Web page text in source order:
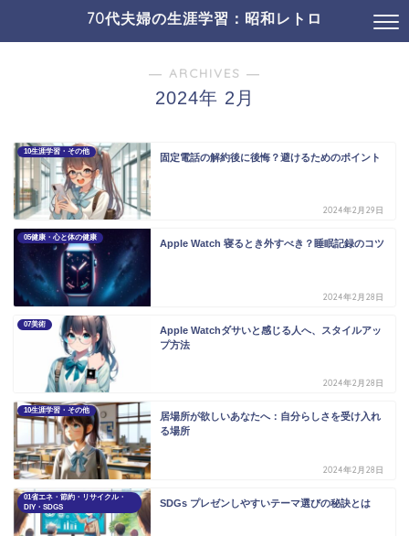
70代夫婦の生涯学習：昭和レトロ
― ARCHIVES ―
2024年 2月
10生涯学習・その他
固定電話の解約後に後悔？避けるためのポイント
2024年2月29日
05健康・心と体の健康
Apple Watch 寝るとき外すべき？睡眠記録のコツ
2024年2月28日
07美術
Apple Watchダサいと感じる人へ、スタイルアッ
プ方法
2024年2月28日
10生涯学習・その他
居場所が欲しいあなたへ：自分らしさを受け入れ
る場所
2024年2月28日
01省エネ・節約・リサイクル・
DIY・SDGS
SDGs プレゼンしやすいテーマ選びの秘訣とは